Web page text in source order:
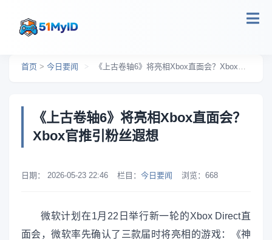
首页 > 今日要闻 > 《上古卷轴6》将亮相Xbox直面会？Xbox官推引粉丝遐想
《上古卷轴6》将亮相Xbox直面会？
Xbox官推引粉丝遐想
日期： 2026-05-23 22:46 栏目： 今日要闻 浏览： 668
微软计划在1月22日举行新一轮的Xbox Direct直
面会，微软率先确认了三款届时将亮相的游戏：《神